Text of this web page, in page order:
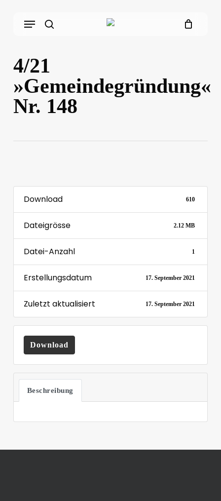
Menu
4/21
»Gemeindegründung«
Nr. 148
Download 610
Dateigrösse 2.12 MB
Datei-Anzahl 1
Erstellungsdatum 17. September 2021
Zuletzt aktualisiert 17. September 2021
Download
Beschreibung